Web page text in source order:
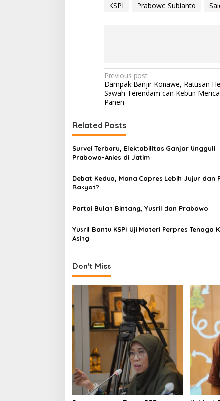
KSPI Prabowo Subianto
P
o
s
t
n
a
v
i
a
t
i
Previous post
Dampak Banjir Konawe, Ratusan
Sawah Terendam dan Kebun
Panen
Related Posts
Survei Terbaru, Elektabilitas Ganjar Ungguli
Prabowo-Anies di Jatim
Debat Kedua, Mana Capres Lebih Jujur dan
Rakyat?
Partai Bulan Bintang, Yusril dan Prabowo
Yusril Bantu KSPI Uji Materi Perpres Tenaga
Asing
Don't Miss